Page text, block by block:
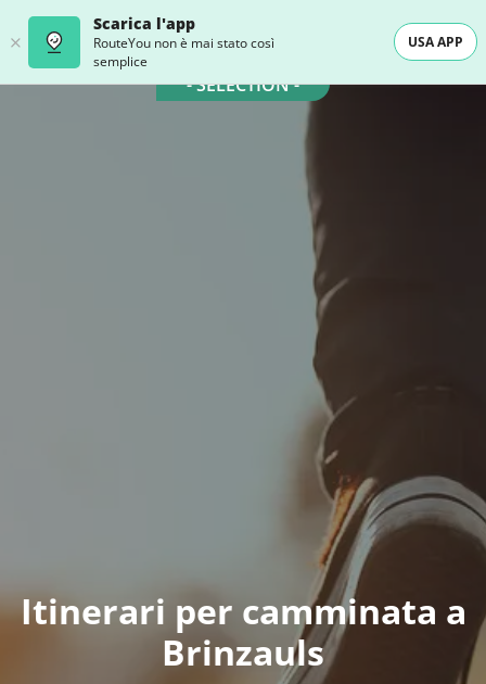
Scarica l'app
RouteYou non è mai stato così
semplice
USA APP
- SELECTION -
Itinerari per camminata a
Brinzauls